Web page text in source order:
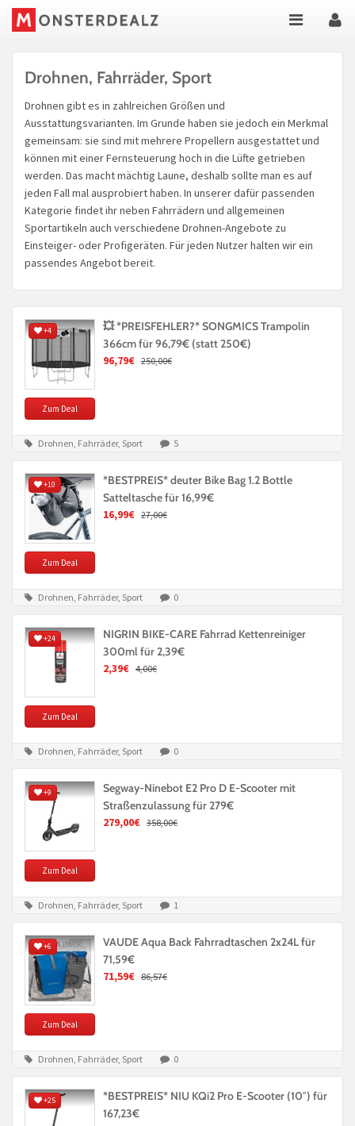
Drohnen, Fahrräder, Sport
Drohnen gibt es in zahlreichen Größen und
Ausstattungsvarianten. Im Grunde haben sie jedoch ein Merkmal
gemeinsam: sie sind mit mehrere Propellern ausgestattet und
können mit einer Fernsteuerung hoch in die Lüfte getrieben
werden. Das macht mächtig Laune, deshalb sollte man es auf
jeden Fall mal ausprobiert haben. In unserer dafür passenden
Kategorie findet ihr neben Fahrrädern und allgemeinen
Sportartikeln auch verschiedene Drohnen-Angebote zu
Einsteiger- oder Profigeräten. Für jeden Nutzer halten wir ein
passendes Angebot bereit.
+4
Zum Deal
💥 *PREISFEHLER?* SONGMICS Trampolin
366cm für 96,79€ (statt 250€)
96,79€ 250,00€
Drohnen, Fahrräder, Sport 5
+10
Zum Deal
*BESTPREIS* deuter Bike Bag 1.2 Bottle
Satteltasche für 16,99€
16,99€ 27,00€
Drohnen, Fahrräder, Sport 0
+24
Zum Deal
NIGRIN BIKE-CARE Fahrrad Kettenreiniger
300ml für 2,39€
2,39€ 4,00€
Drohnen, Fahrräder, Sport 0
+9
Zum Deal
Segway-Ninebot E2 Pro D E-Scooter mit
Straßenzulassung für 279€
279,00€ 358,00€
Drohnen, Fahrräder, Sport 1
+6
Zum Deal
VAUDE Aqua Back Fahrradtaschen 2x24L für
71,59€
71,59€ 86,57€
Drohnen, Fahrräder, Sport 0
+25
*BESTPREIS* NIU KQi2 Pro E-Scooter (10″) für
167,23€